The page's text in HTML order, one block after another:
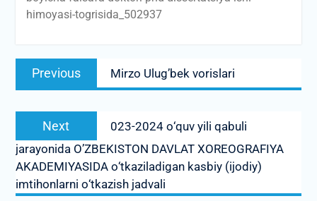
himoyasi-togrisida_502937
Post
menyusi
Previous
Previous
post:
Mirzo Ulug’bek vorislari
Next
post:
023-2024 о‘quv yili qabuli
jarayonida O’ZBEKISTON DAVLAT XOREOGRAFIYA
AKADEMIYASIDA о‘tkaziladigan kasbiy (ijodiy)
imtihonlarni о‘tkazish jadvali